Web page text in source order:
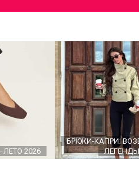
2026
БРЮКИ-КАПРИ:
ЛЕГЕНДЫ